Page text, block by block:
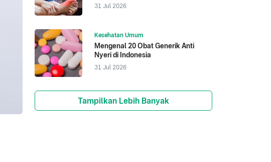
31 Jul 2026
Kesehatan Umum
Mengenal 20 Obat Generik Anti
Nyeri di Indonesia
31 Jul 2026
Tampilkan Lebih Banyak